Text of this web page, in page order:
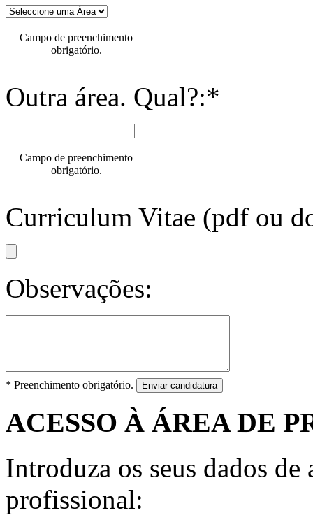
Campo de preenchimento
obrigatório.
Outra área. Qual?:*
Campo de preenchimento
obrigatório.
Curriculum Vitae (pdf ou
Observações:
* Preenchimento obrigatório. Enviar candidatura
ACESSO À ÁREA DE
Introduza os seus dados de
profissional: